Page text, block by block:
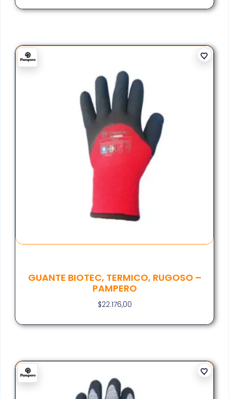
GUANTE BIOTEC, TERMICO, RUGOSO –
PAMPERO
$22.176,00